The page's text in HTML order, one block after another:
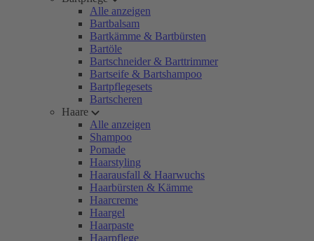
Alle anzeigen
Bartbalsam
Bartkämme & Bartbürsten
Bartöle
Bartschneider & Barttrimmer
Bartseife & Bartshampoo
Bartpflegesets
Bartscheren
Haare
Alle anzeigen
Shampoo
Pomade
Haarstyling
Haarausfall & Haarwuchs
Haarbürsten & Kämme
Haarcreme
Haargel
Haarpaste
Haarpflege